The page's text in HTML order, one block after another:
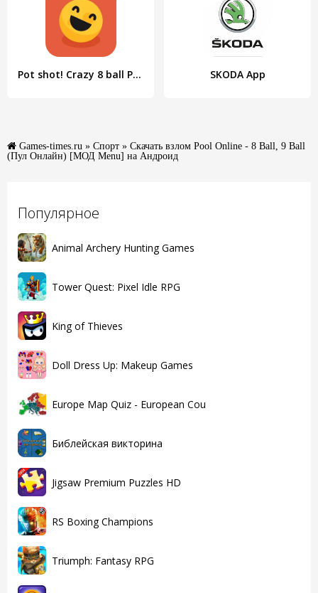
Популярное
Animal Archery Hunting Games
Tower Quest: Pixel Idle RPG
King of Thieves
Doll Dress Up: Makeup Games
Europe Map Quiz - European Cou
Библейская викторина
Jigsaw Premium Puzzles HD
RS Boxing Champions
Triumph: Fantasy RPG
Pot shot! Crazy 8 ball Pool! SKODA App
Games-times.ru » Спорт » Скачать взлом Pool Online - 8 Ball, 9 Ball
(Пул Онлайн) [МОД Menu] на Андроид